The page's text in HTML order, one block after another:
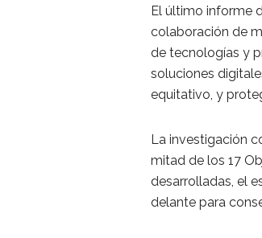
El último informe
colaboración de
de tecnologías y
soluciones
equitativo, y
La investigación
mitad de los 17
desarrolladas, el
delante para